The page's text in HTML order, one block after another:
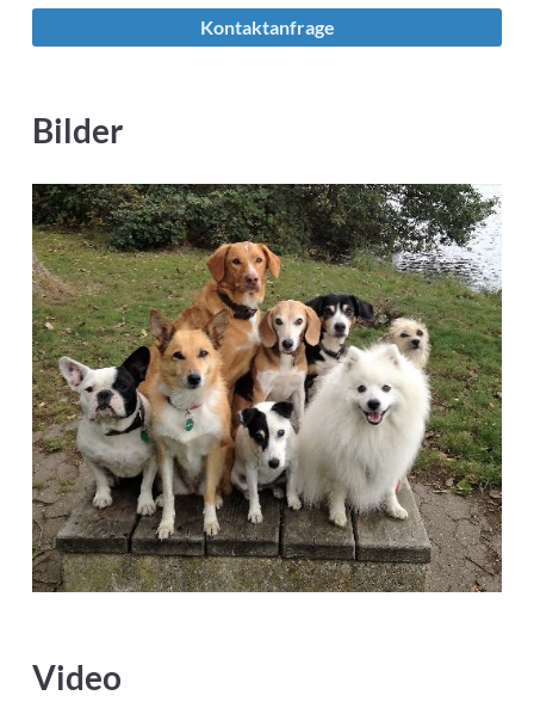
Kontaktanfrage
Bilder
Video